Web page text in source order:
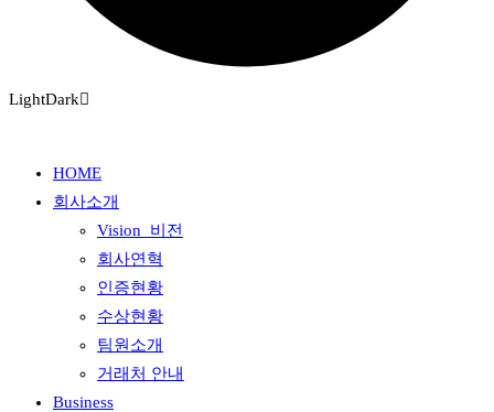
LightDark
HOME
회사소개
Vision_비전
회사연혁
인증현황
수상현황
팀원소개
거래처 안내
Business